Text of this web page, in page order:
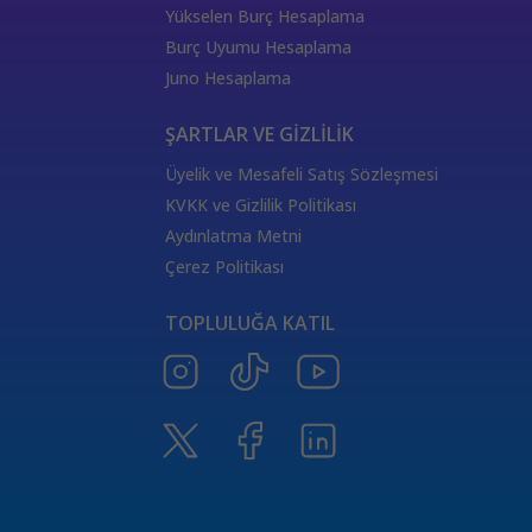
burçların elementleri
değişken
yükselen burçların özellikleri
Satürn Balık burcunda
ThetaHealing seansı
Tarot Destesi
Venüs burcu
Satürn burcu
Aşıklar Tarot Kartı
Güneş Tarot Sağlık Anlamı
Merkür Oğlak burcunda
Ay Tarot Sağlık Anlamı
Değnek Üçlüsü Anlamı
Denge kartı anlamı
Yükselen Burç Hesaplama
Burç Uyumu Hesaplama
Juno Hesaplama
ŞARTLAR VE GİZLİLİK
Üyelik ve Mesafeli Satış Sözleşmesi
KVKK ve Gizlilik Politikası
Aydınlatma Metni
Çerez Politikası
TOPLULUĞA KATIL